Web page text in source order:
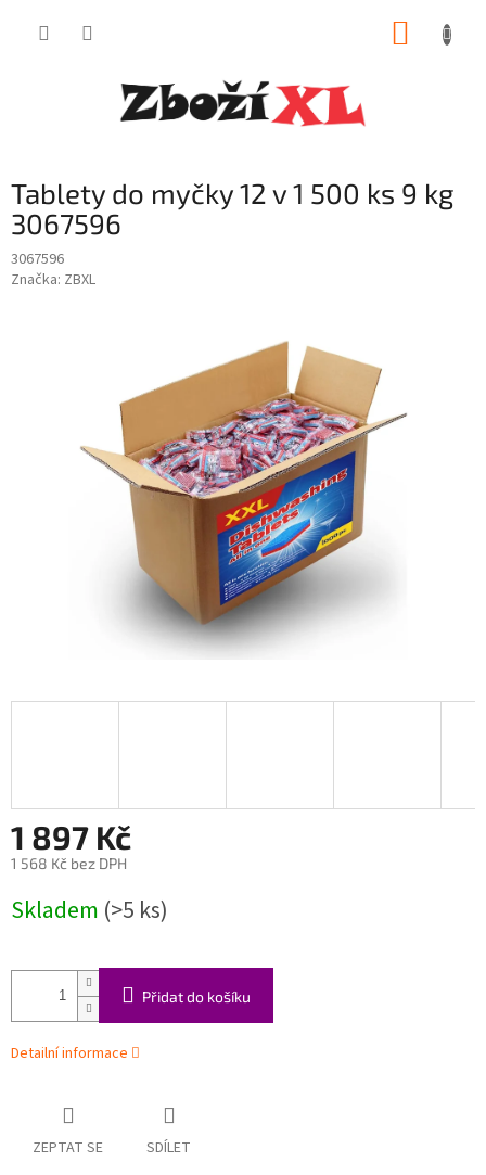
Tablety do myčky 12 v 1 500 ks 9 kg
3067596
3067596
Značka: ZBXL
1 897 Kč
1 568 Kč bez DPH
cena:
Skladem (>5 ks)
Přidat do košíku
Detailní informace
ZEPTAT SE SDÍLET